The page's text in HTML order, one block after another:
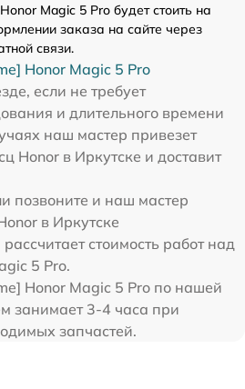
Magic 5 Pro будет стоить на
заказа на сайте через
связи.
Honor Magic 5 Pro
если не требует
и длительного времени
наш мастер привезет
Honor в Иркутске и доставит
позвоните и наш мастер
в Иркутске
стоимость работ над
5 Pro.
Honor Magic 5 Pro по нашей
занимает 3-4 часа при
запчастей.